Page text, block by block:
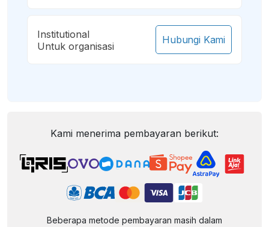
Institutional
Untuk organisasi
Hubungi Kami
Kami menerima pembayaran berikut:
Beberapa metode pembayaran masih dalam